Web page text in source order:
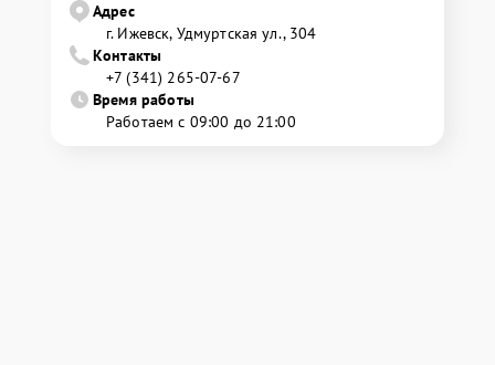
Адрес
г. Ижевск, Удмуртская ул., 304
Контакты
+7 (341) 265-07-67
Время работы
Работаем с 09:00 до 21:00